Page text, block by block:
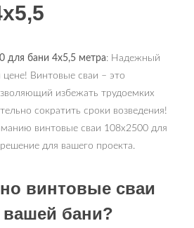
для бани 4х5,5 метра: Надежный
Винтовые сваи – это
избежать трудоемких
сократить сроки возведения!
винтовые сваи 108х2500 для
для вашего проекта.
винтовые сваи
вашей бани?